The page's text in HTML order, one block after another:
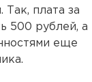
плата за
500 рублей, а
еще